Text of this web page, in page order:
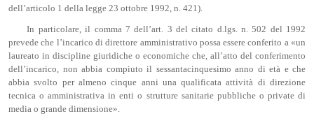
dell’articolo 1 della legge 23 ottobre 1992, n. 421).
In particolare, il comma 7 dell’art. 3 del citato d.lgs. n. 502 del 1992
prevede che l’incarico di direttore amministrativo possa essere conferito a «un
laureato in discipline giuridiche o economiche che, all’atto del conferimento
dell’incarico, non abbia compiuto il sessantacinquesimo anno di età e che
abbia svolto per almeno cinque anni una qualificata attività di direzione
tecnica o amministrativa in enti o strutture sanitarie pubbliche o private di
media o grande dimensione».